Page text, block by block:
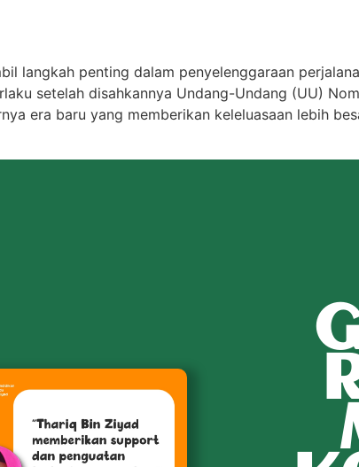
langkah penting dalam penyelenggaraan
setelah disahkannya Undang-Undang (UU)
era baru yang memberikan keleluasaan lebih